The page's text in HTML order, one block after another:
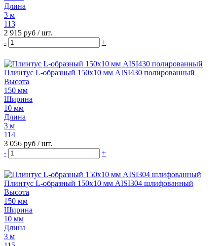
Длина
3 м
113
2 915 руб / шт.
-
+
Плинтус L-образный 150х10 мм AISI430 полированный
Высота
150 мм
Ширина
10 мм
Длина
3 м
114
3 056 руб / шт.
-
+
Плинтус L-образный 150х10 мм AISI304 шлифованный
Высота
150 мм
Ширина
10 мм
Длина
3 м